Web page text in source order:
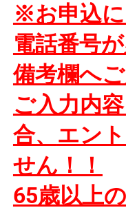
※お申込
電話番号が
備考欄へ
ご入力内
合、 エン
せん！！
65歳以上